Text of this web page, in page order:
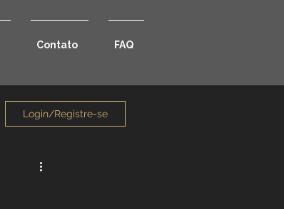
Contato FAQ
Login/Registre-se